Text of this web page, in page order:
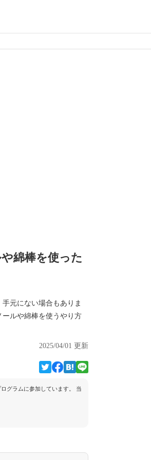
綿棒を使った
元にない場合もありま
ルや綿棒を使うやり方
2025/04/01 更新
グラムに参加しています。 当